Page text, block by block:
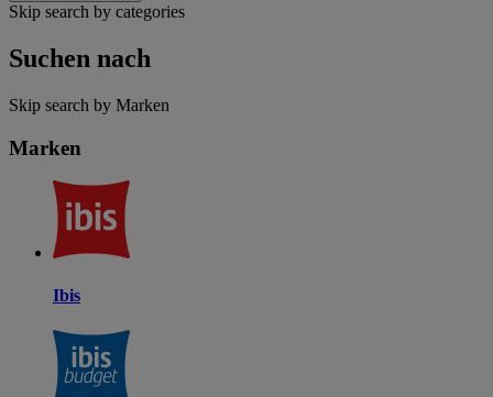
Skip search by categories
Suchen nach
Skip search by Marken
Marken
Ibis